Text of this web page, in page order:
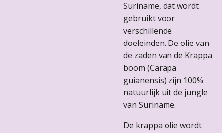
Suriname, dat wordt
gebruikt voor
verschillende
doeleinden. De olie van
de zaden van de Krappa
boom (Carapa
guianensis) zijn 100%
natuurlijk uit de jungle
van Suriname.
De krappa olie wordt